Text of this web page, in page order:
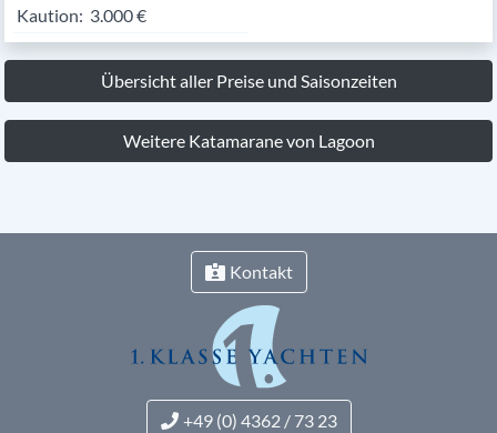
Kaution: 3.000 €
Übersicht aller Preise und Saisonzeiten
Weitere Katamarane von Lagoon
Kontakt
+49 (0) 4362 / 73 23